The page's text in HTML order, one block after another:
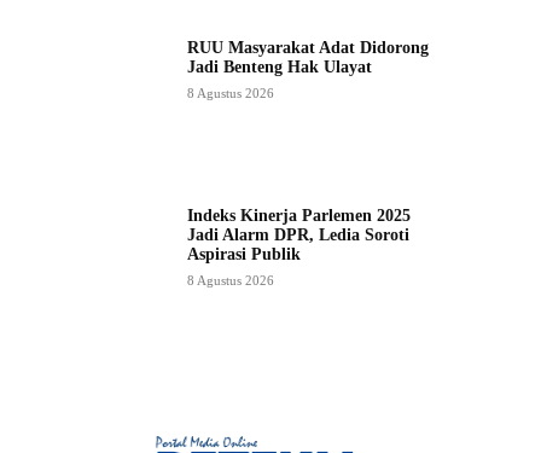
RUU Masyarakat Adat Didorong
Jadi Benteng Hak Ulayat
8 Agustus 2026
Indeks Kinerja Parlemen 2025
Jadi Alarm DPR, Ledia Soroti
Aspirasi Publik
8 Agustus 2026